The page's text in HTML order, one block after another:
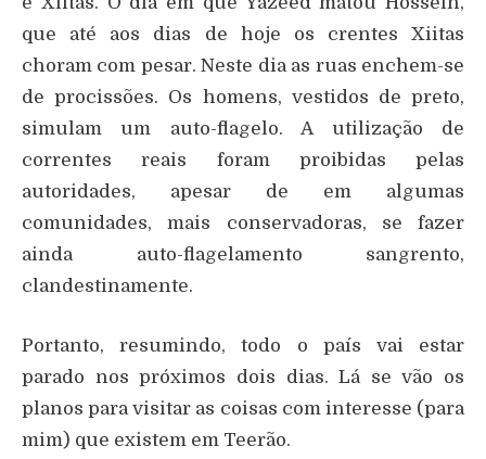
que até aos dias de hoje os crentes Xiitas
choram com pesar. Neste dia as ruas enchem-se
de procissões. Os homens, vestidos de preto,
simulam um auto-flagelo. A utilização de
correntes reais foram proibidas pelas
autoridades, apesar de em algumas
comunidades, mais conservadoras, se fazer
ainda auto-flagelamento sangrento,
clandestinamente.
Portanto, resumindo, todo o país vai estar
parado nos próximos dois dias. Lá se vão os
planos para visitar as coisas com interesse (para
mim) que existem em Teerão.